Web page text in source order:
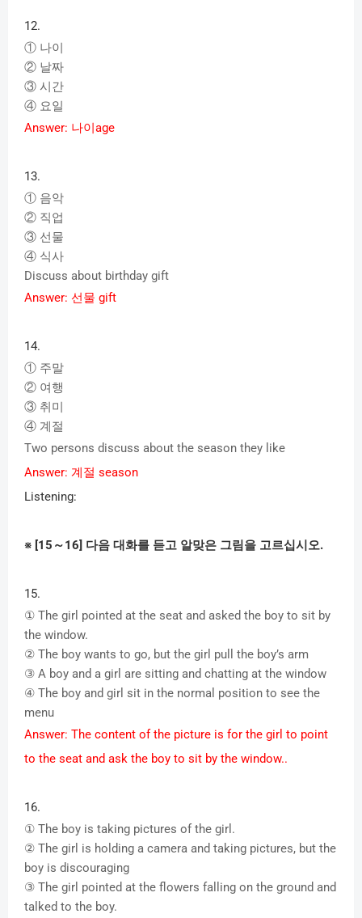
12.
① 나이
② 날짜
③ 시간
④ 요일
Answer: 나이 age
13.
① 음악
② 직업
③ 선물
④ 식사
Discuss about birthday gift
Answer: 선물 gift
14.
① 주말
② 여행
③ 취미
④ 계절
Two persons discuss about the season they like
Answer: 계절 season
Listening:
※ [15 ～16] 다음 대화를 듣고 알맞은 그림을 고르십시오.
15.
① The girl pointed at the seat and asked the boy to sit by
the window.
② The boy wants to go, but the girl pull the boy’s arm
③ A boy and a girl are sitting and chatting at the window
④ The boy and girl sit in the normal position to see the
menu
Answer: The content of the picture is for the girl to point
to the seat and ask the boy to sit by the window..
16.
① The boy is taking pictures of the girl.
② The girl is holding a camera and taking pictures, but the
boy is discouraging
③ The girl pointed at the flowers falling on the ground and
talked to the boy.